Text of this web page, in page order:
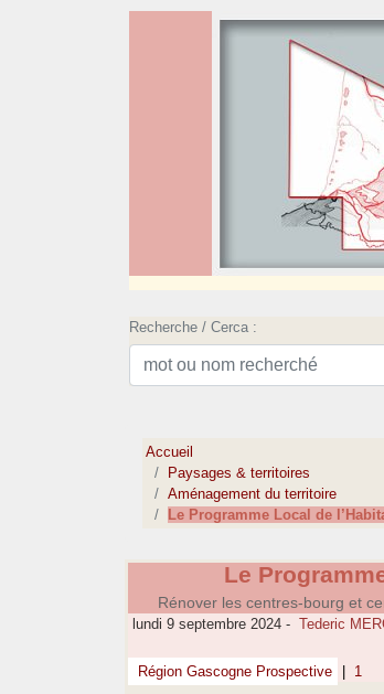
Recherche / Cerca :
Accueil
Paysages & territoires
Aménagement du territoire
Le Programme Local de
Le
Rénover les centres-bourg et
lundi 9 septembre 2024 - Tederic
Région Gascogne Prospective 1